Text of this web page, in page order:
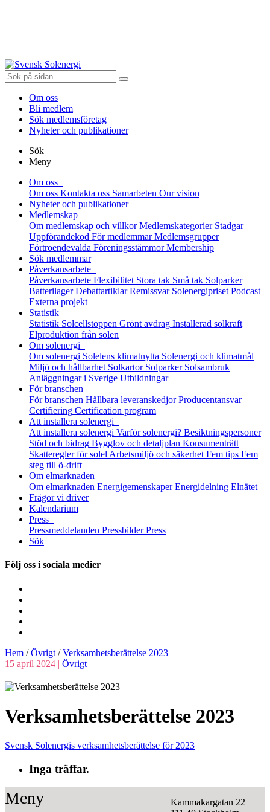
Om oss
Bli medlem
Sök medlemsföretag
Nyheter och publikationer
Sök
Meny
Om oss
Om oss Kontakta oss Samarbeten Our vision
Nyheter och publikationer
Medlemskap
Om medlemskap och villkor Medlemskategorier Stadgar
Uppförandekod För medlemmar Medlemsgrupper
Förtroendevalda Föreningsstämmor Membership
Sök medlemmar
Påverkansarbete
Påverkansarbete Flexibilitet Stora tak Små tak Solparker
Batterilager Debattartiklar Remissvar Solenergipriset Podcast
Externa projekt
Statistik
Statistik Solcellstoppen Grönt avdrag Installerad solkraft
Elproduktion från solen
Om solenergi
Om solenergi Solelens klimatnytta Solenergi och klimatmål
Miljö och hållbarhet Solkartor Solparker Solsambruk
Anläggningar i Sverige Utbildningar
För branschen
För branschen Hållbara leveranskedjor Producentansvar
Certifiering Certification program
Att installera solenergi
Att installera solenergi Varför solenergi? Besiktningspersoner
Stöd och bidrag Bygglov och detaljplan Konsumenträtt
Skatteregler för solel Arbetsmiljö och säkerhet Fem tips Fem
steg till ö-drift
Om elmarknaden
Om elmarknaden Energigemenskaper Energidelning Elnätet
Frågor vi driver
Kalendarium
Press
Pressmeddelanden Pressbilder Press
Sök
Följ oss i sociala medier
Hem /Övrigt /Verksamhets­berättelse 2023
15 april 2024 | Övrigt
Verksamhets­berättelse 2023
Svensk Solenergis verksamhetsberättelse för 2023
Inga träffar.
Meny
Kammakargatan 22